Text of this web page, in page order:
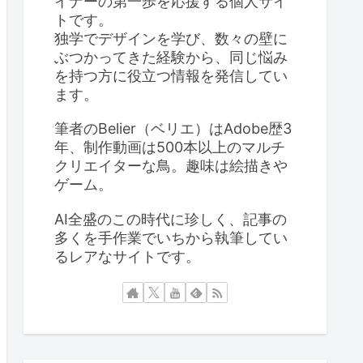
トです。
独学でデザインを学び、数々の壁に
ぶつかってきた経験から、同じ悩み
を持つ方に役立つ情報を発信してい
ます。
筆者のBelier（ベリエ）はAdobe歴3
年、制作動画は500本以上のマルチ
クリエイターな鳥。趣味は絵描きや
ゲーム。
AI全盛のこの時代に珍しく、記事の
多くを手作業でいちから執筆してい
るレアなサイトです。